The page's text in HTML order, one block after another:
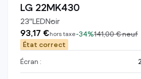
LG 22MK430
23"LEDNoir
93,17 €hors taxe-34%141,00 €neuf
État correct
Écran :